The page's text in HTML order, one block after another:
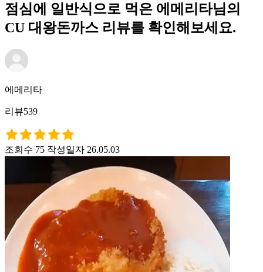
점심에 일반식으로 먹은 에메리타님의
CU 대왕돈까스 리뷰를 확인해보세요.
에메리타
리뷰539
조회수 75 작성일자 26.05.03